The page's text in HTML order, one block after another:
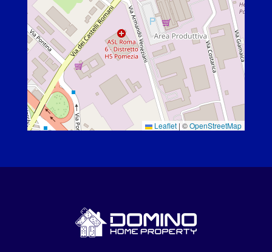
Leaflet | ©OpenStreetMap